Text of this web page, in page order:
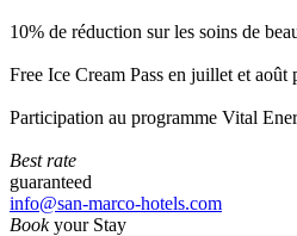
10% de réduction sur les soins de
Free Ice Cream Pass en juillet et août
Participation au programme Vital
Best rate
guaranteed
info@san-marco-hotels.com
Bookyour Stay